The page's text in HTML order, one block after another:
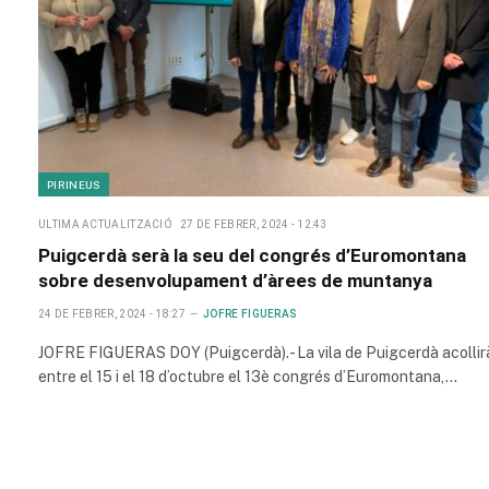
PIRINEUS
ULTIMA ACTUALITZACIÓ 27 DE FEBRER, 2024 - 12:43
Puigcerdà serà la seu del congrés d’Euromontana
sobre desenvolupament d’àrees de muntanya
24 DE FEBRER, 2024 - 18:27 JOFRE FIGUERAS
JOFRE FIGUERAS DOY (Puigcerdà).- La vila de Puigcerdà
entre el 15 i el 18 d’octubre el 13è congrés d’Euromontana,…